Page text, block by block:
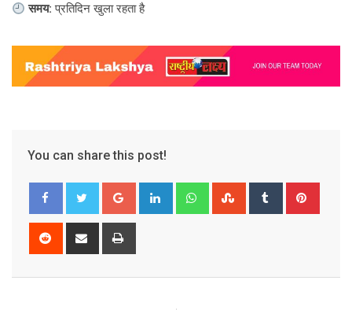
समय: प्रतिदिन खुला रहता है
You can share this post!
Google+ LinkedIn WhatsappStumbleUpon
Tumblr
Reddit
Share